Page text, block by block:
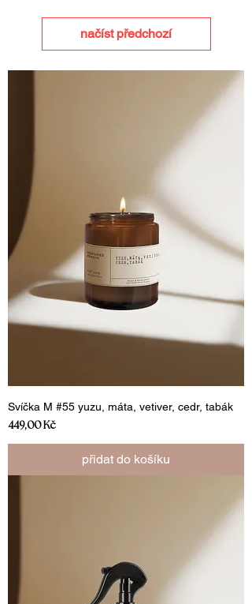
načíst předchozí
Svíčka M #55 yuzu, máta, vetiver, cedr, tabák
Cena
449,00 Kč
přidat do košíku